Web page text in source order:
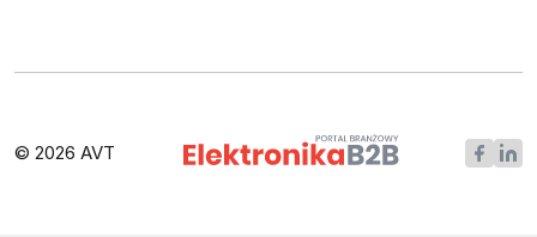
© 2026 AVT